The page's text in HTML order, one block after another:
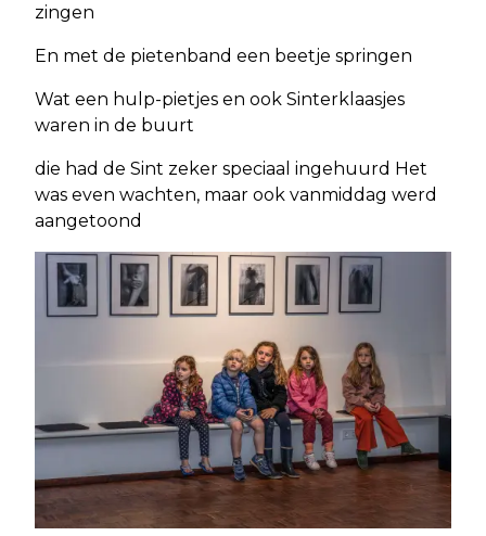
zingen
En met de pietenband een beetje springen
Wat een hulp-pietjes en ook Sinterklaasjes
waren in de buurt
die had de Sint zeker speciaal ingehuurd Het
was even wachten, maar ook vanmiddag werd
aangetoond